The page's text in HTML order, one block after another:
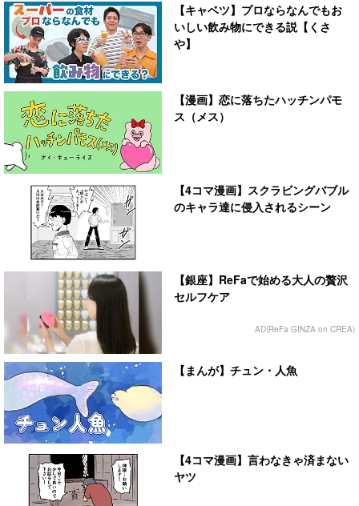
【キャベツ】プロならなんでもお
いしい飲み物にできる説【くさ
や】
【漫画】恋に落ちたハッチンパモ
ス（メス）
【4コマ漫画】スクラビングバブル
のキャラ達に侵入されるシーン
【銀座】ReFaで始める大人の贅沢
セルフケア
AD(ReFa GINZA on CREA)
【まんが】チュン・人魚
【4コマ漫画】言わなきゃ済まない
ヤツ